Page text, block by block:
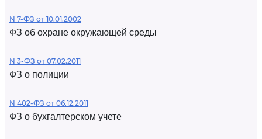
N 7-ФЗ от 10.01.2002
ФЗ об охране окружающей среды
N 3-ФЗ от 07.02.2011
ФЗ о полиции
N 402-ФЗ от 06.12.2011
ФЗ о бухгалтерском учете